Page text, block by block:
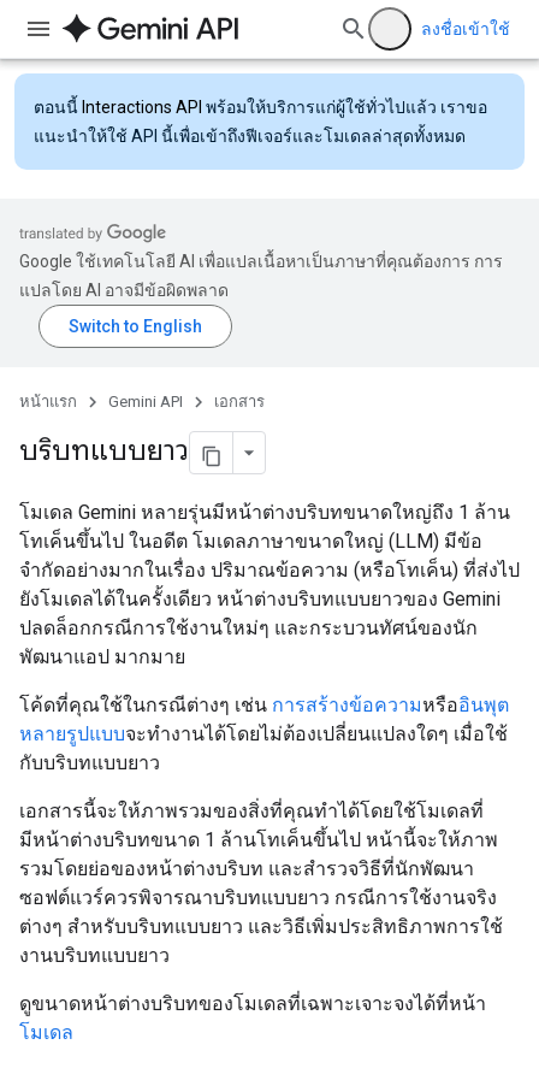
ลงชื่อเข้าใช้
ตอนนี้ Interactions API พร้อมให้บริการแก่ผู้ใช้ทั่วไปแล้ว เราขอ
แนะนำให้ใช้ API นี้เพื่อเข้าถึงฟีเจอร์และโมเดลล่าสุดทั้งหมด
Google ใช้เทคโนโลยี AI เพื่อแปลเนื้อหาเป็นภาษาที่คุณต้องการ การ
แปลโดย AI อาจมีข้อผิดพลาด
หน้าแรก Gemini API เอกสาร
บริบทแบบยาว
โมเดล Gemini หลายรุ่นมีหน้าต่างบริบทขนาดใหญ่ถึง 1 ล้าน
โทเค็นขึ้นไป ในอดีต โมเดลภาษาขนาดใหญ่ (LLM) มีข้อ
จำกัดอย่างมากในเรื่อง ปริมาณข้อความ (หรือโทเค็น) ที่ส่งไป
ยังโมเดลได้ในครั้งเดียว หน้าต่างบริบทแบบยาวของ Gemini
ปลดล็อกกรณีการใช้งานใหม่ๆ และกระบวนทัศน์ของนัก
พัฒนาแอป มากมาย
โค้ดที่คุณใช้ในกรณีต่างๆ เช่น การสร้างข้อความหรืออินพุต
หลายรูปแบบจะทำงานได้โดยไม่ต้องเปลี่ยนแปลงใดๆ เมื่อใช้
กับบริบทแบบยาว
เอกสารนี้จะให้ภาพรวมของสิ่งที่คุณทำได้โดยใช้โมเดลที่
มีหน้าต่างบริบทขนาด 1 ล้านโทเค็นขึ้นไป หน้านี้จะให้ภาพ
รวมโดยย่อของหน้าต่างบริบท และสำรวจวิธีที่นักพัฒนา
ซอฟต์แวร์ควรพิจารณาบริบทแบบยาว กรณีการใช้งานจริง
ต่างๆ สำหรับบริบทแบบยาว และวิธีเพิ่มประสิทธิภาพการใช้
งานบริบทแบบยาว
ดูขนาดหน้าต่างบริบทของโมเดลที่เฉพาะเจาะจงได้ที่หน้า
โมเดล